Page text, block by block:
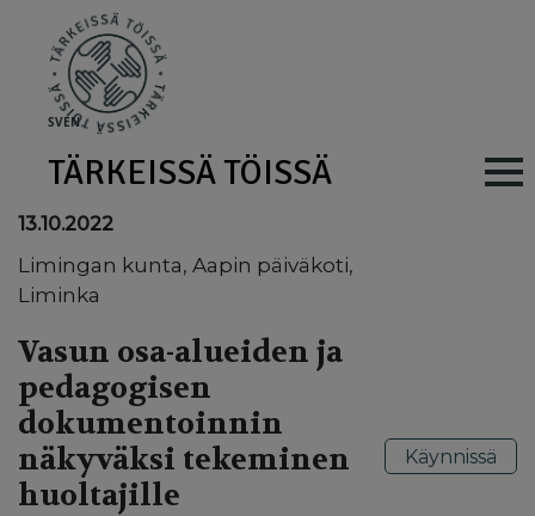
SVEN
TÄRKEISSÄ TÖISSÄ Main
13.10.2022
Limingan kunta, Aapin päiväkoti,
Liminka
Vasun osa-alueiden ja
pedagogisen
dokumentoinnin
näkyväksi tekeminen
huoltajille
Käynnissä